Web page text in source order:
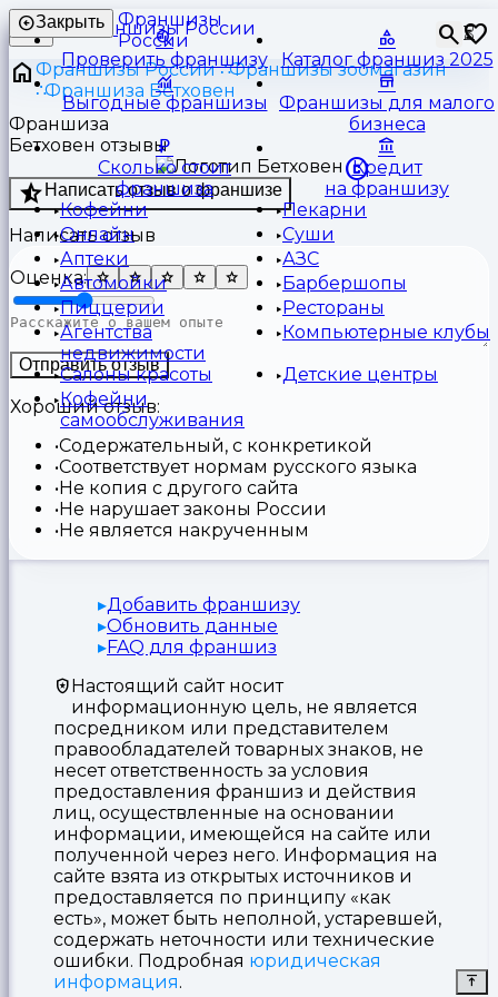
Франшизы
России
⏳
Закрыть
Проверить франшизу Каталог франшиз 2025
Выгодные франшизы
Франшизы для малого
бизнеса
Сколько стоит
франшиза
Кредит
на франшизу
Кофейни
Пекарни
Онлайн
Суши
Аптеки
АЗС
Автомойки
Барбершопы
Пиццерии
Рестораны
Агентства
недвижимости
Компьютерные клубы
Салоны красоты
Детские центры
Кофейни
самообслуживания
Франшизы России
Франшизы зоомагазин
Франшиза Бетховен
Франшиза
Бетховен отзывы
Написать отзыв о франшизе
Написать отзыв
Оценка:
Отправить отзыв
Хороший отзыв:
Содержательный, с конкретикой
Соответствует нормам русского языка
Не копия с другого сайта
Не нарушает законы России
Не является накрученным
Добавить франшизу
Обновить данные
FAQ для франшиз
Настоящий сайт носит
информационную цель, не является
посредником или представителем
правообладателей товарных знаков, не
несет ответственность за условия
предоставления франшиз и действия
лиц, осуществленные на основании
информации, имеющейся на сайте или
полученной через него. Информация на
сайте взята из открытых источников и
предоставляется по принципу «как
есть», может быть неполной, устаревшей,
содержать неточности или технические
ошибки. Подробная юридическая
информация.